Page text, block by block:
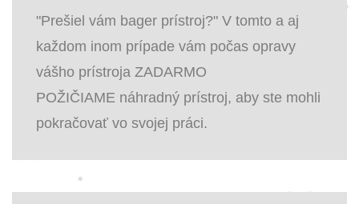
"Prešiel vám bager prístroj?" V tomto a aj
každom inom prípade vám počas opravy
vášho prístroja ZADARMO
POŽIČIAME náhradný prístroj, aby ste mohli
pokračovať vo svojej práci.